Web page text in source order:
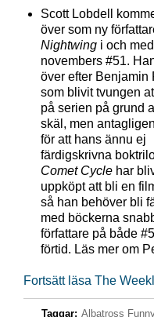
Scott Lobdell
över som ny
Nightwing i och med
novembers #51.
över efter Benjamin
som blivit tvungen
på serien på grund
skäl, men
för att hans ännu ej
färdigskrivna
Comet Cycle har
uppköpt att bli en
så han behöver bli
med böckerna
författare på både
förtid. Läs mer om
Fortsätt läsa The
Taggar: Albatross